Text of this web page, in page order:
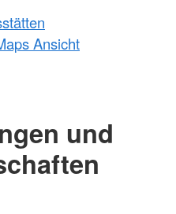
Ansicht
und